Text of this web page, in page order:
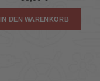
IN DEN WARENKORB